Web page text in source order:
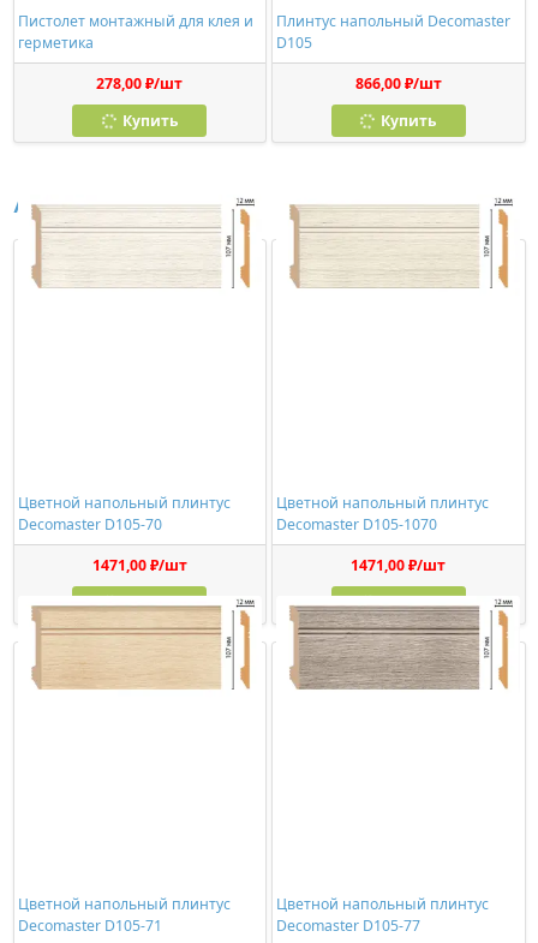
Пистолет монтажный для клея и
герметика
278,00 ₽/шт
Купить
Плинтус напольный Decomaster
D105
866,00 ₽/шт
Купить
Аналоги
Цветной напольный плинтус
Decomaster D105-70
1471,00 ₽/шт
Купить
Цветной напольный плинтус
Decomaster D105-1070
1471,00 ₽/шт
Купить
Цветной напольный плинтус
Decomaster D105-71
Цветной напольный плинтус
Decomaster D105-77